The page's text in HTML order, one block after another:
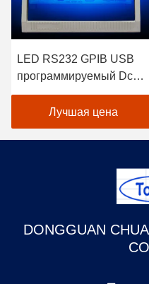
LED RS232 GPIB USB
программируемый Dc
электронный
переменный тестер
нагрузки
Лучшая цена
DONGGUAN